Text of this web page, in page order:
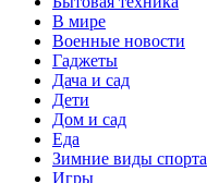
В мире
Военные новости
Гаджеты
Дача и сад
Дети
Дом и сад
Еда
Зимние виды спорта
Игры